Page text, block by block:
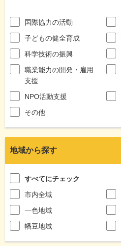
国際協力の活動
子どもの健全育成
科学技術の振興
職業能力の開発・雇用
支援
NPO活動支援
その他
地域から探す
すべてにチェック
市内全域
一色地域
幡豆地域